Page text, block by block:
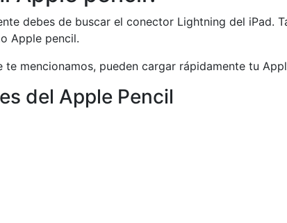
debes de buscar el conector Lightning del iPad.
Apple pencil.
mencionamos, pueden cargar rápidamente tu
del Apple Pencil